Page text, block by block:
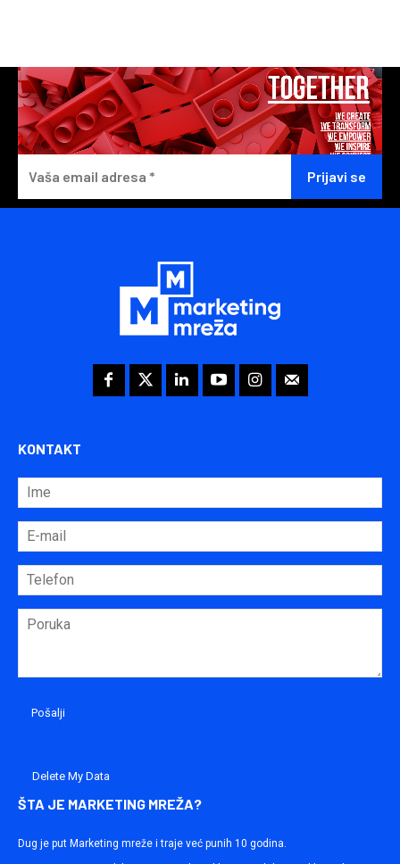
KONTAKT
Delete My Data
ŠTA JE MARKETING MREŽA?
Dug je put Marketing mreže i traje već punih 10 godina.